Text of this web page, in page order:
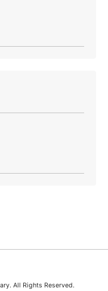
All Rights Reserved.